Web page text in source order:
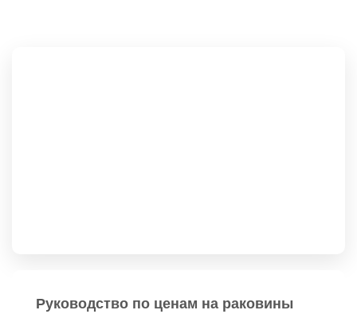
Руководство по ценам на раковины